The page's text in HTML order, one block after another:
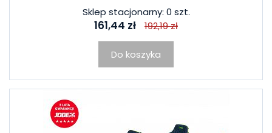
Sklep stacjonarny: 0 szt.
161,44 zł 192,19 zł
Do koszyka